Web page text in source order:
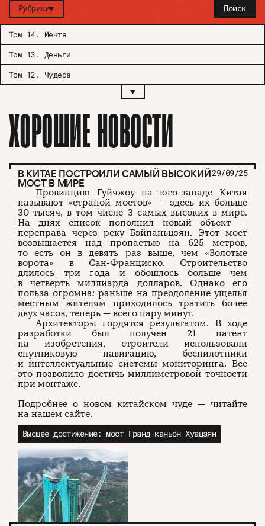
Поиск
Рубрики
Том 14.
Мечта
Том 13 . Деньги
Том 12 . Чудеса
ХОРОШИЕ НОВОСТИ
В КИТАЕ ПОСТРОИЛИ САМЫЙ ВЫСОКИЙ
МОСТ В МИРЕ
29/09/25
Провинцию Гуйчжоу на юго-западе Китая
называют «страной мостов» — здесь их больше
30 тысяч, в том числе 3 самых высоких в мире.
На днях список пополнил новый объект —
переправа через реку Бэйпаньцзян. Этот мост
возвышается над пропастью на 625 метров,
то есть он в девять раз выше, чем «Золотые
ворота» в Сан-Франциско. Строительство
длилось три года и обошлось больше чем
в четверть миллиарда долларов. Однако его
польза огромна: раньше на преодоление ущелья
местным жителям приходилось тратить более
двух часов, теперь — всего пару минут.
Архитекторы гордятся результатом. В ходе
разработки был получен 21 патент
на изобретения, строители использовали
спутниковую навигацию, беспилотники
и интеллектуальные системы мониторинга. Все
это позволило достичь миллиметровой точности
при монтаже.
Подробнее о новом китайском чуде — читайте
на нашем сайте.
Высшее достижение: мост Гранд-каньон Хуацзян